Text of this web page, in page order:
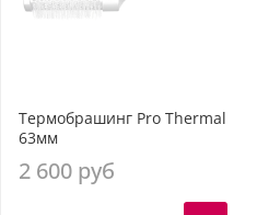
Термобрашинг Pro Thermal
63мм
2 600 руб